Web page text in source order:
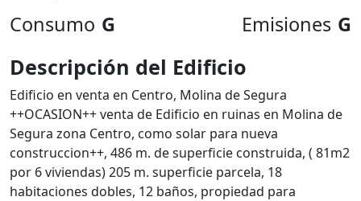
Consumo G Emisiones G
Descripción del Edificio
Edificio en venta en Centro, Molina de Segura
++OCASION++ venta de Edificio en ruinas en Molina de
Segura zona Centro, como solar para nueva
construccion++, 486 m. de superficie construida, ( 81m2
por 6 viviendas) 205 m. superficie parcela, 18
habitaciones dobles, 12 baños, propiedad para